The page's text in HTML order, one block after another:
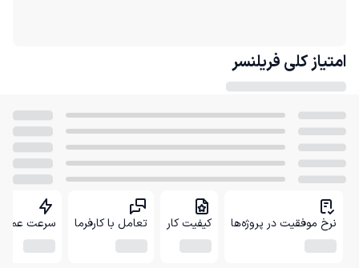
امتیاز کلی فریلنسر
نرخ موفقیت در پروژه‌ها کیفیت کار تعامل با کارفرما سرعت عمل